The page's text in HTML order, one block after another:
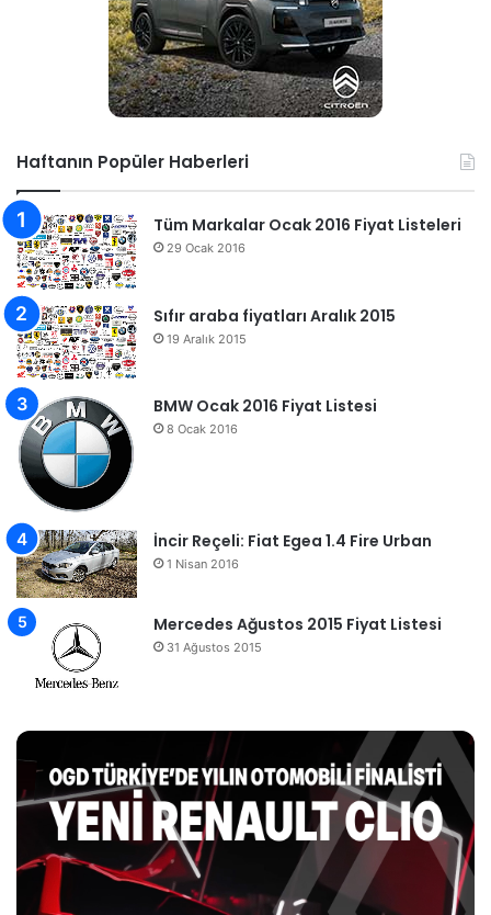
Haftanın Popüler Haberleri
Tüm Markalar Ocak 2016 Fiyat Listeleri
29 Ocak 2016
Sıfır araba fiyatları Aralık 2015
19 Aralık 2015
BMW Ocak 2016 Fiyat Listesi
8 Ocak 2016
İncir Reçeli: Fiat Egea 1.4 Fire Urban
1 Nisan 2016
Mercedes Ağustos 2015 Fiyat Listesi
31 Ağustos 2015